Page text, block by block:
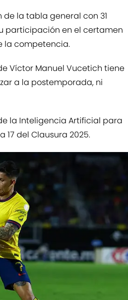
la tabla general con 31
participación en el certamen
la competencia.
Víctor Manuel Vucetich tiene
a la postemporada, ni
la Inteligencia Artificial para
del Clausura 2025.